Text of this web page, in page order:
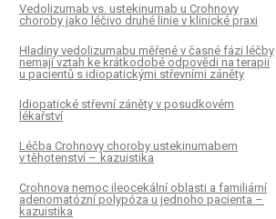
Vedolizumab vs. ustekinumab u Crohnovy
choroby jako léčivo druhé linie v klinické praxi
Hladiny vedolizumabu měřené v časné fázi léčby
nemají vztah ke krátkodobé odpovědi na terapii
u pa­cientů s idiopatickými střevními záněty
Idiopatické střevní záněty v posudkovém
lékařství
Léčba Crohnovy choroby ustekinumabem
v těhotenství – kazuistika
Crohnova nemoc ileocekální oblasti a familiární
adenomatózní polypóza u jednoho pa­cienta –
kazuistika